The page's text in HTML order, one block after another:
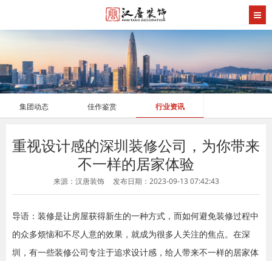
集团动态 佳作鉴赏 行业资讯
重视设计感的深圳装修公司，为你带来
不一样的居家体验
来源：汉唐装饰 发布日期：2023-09-13 07:42:43
导语：装修是让房屋获得新生的一种方式，而如何避免装修过程中
的众多烦恼和不尽人意的效果，就成为很多人关注的焦点。在深
圳，有一些装修公司专注于追求设计感，给人带来不一样的居家体